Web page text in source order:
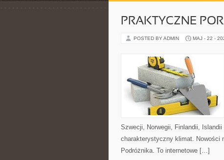
PRAKTYCZNE
POSTED BY ADMIN MAJ - 22 -
Szwecji, Norwegii, Finlandii, Islandii
charakterystyczny klimat. Nowości
Podróżnika. To internetowe […]